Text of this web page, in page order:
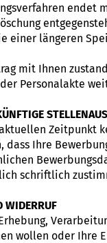
endet
einer längeren
mit Ihnen
Personalakte
Zeitpunkt
dass Ihre
schriftlich
WIDERRUF
wollen oder Ihre